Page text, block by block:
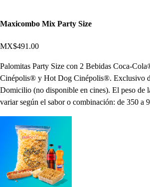
Maxicombo Mix Party Size
MX$491.00
Palomitas Party Size con 2 Bebidas Coca-
Cinépolis® y Hot Dog Cinépolis®. Exclusivo
Domicilio (no disponible en cines). El peso de
variar según el sabor o combinación: de 350 a